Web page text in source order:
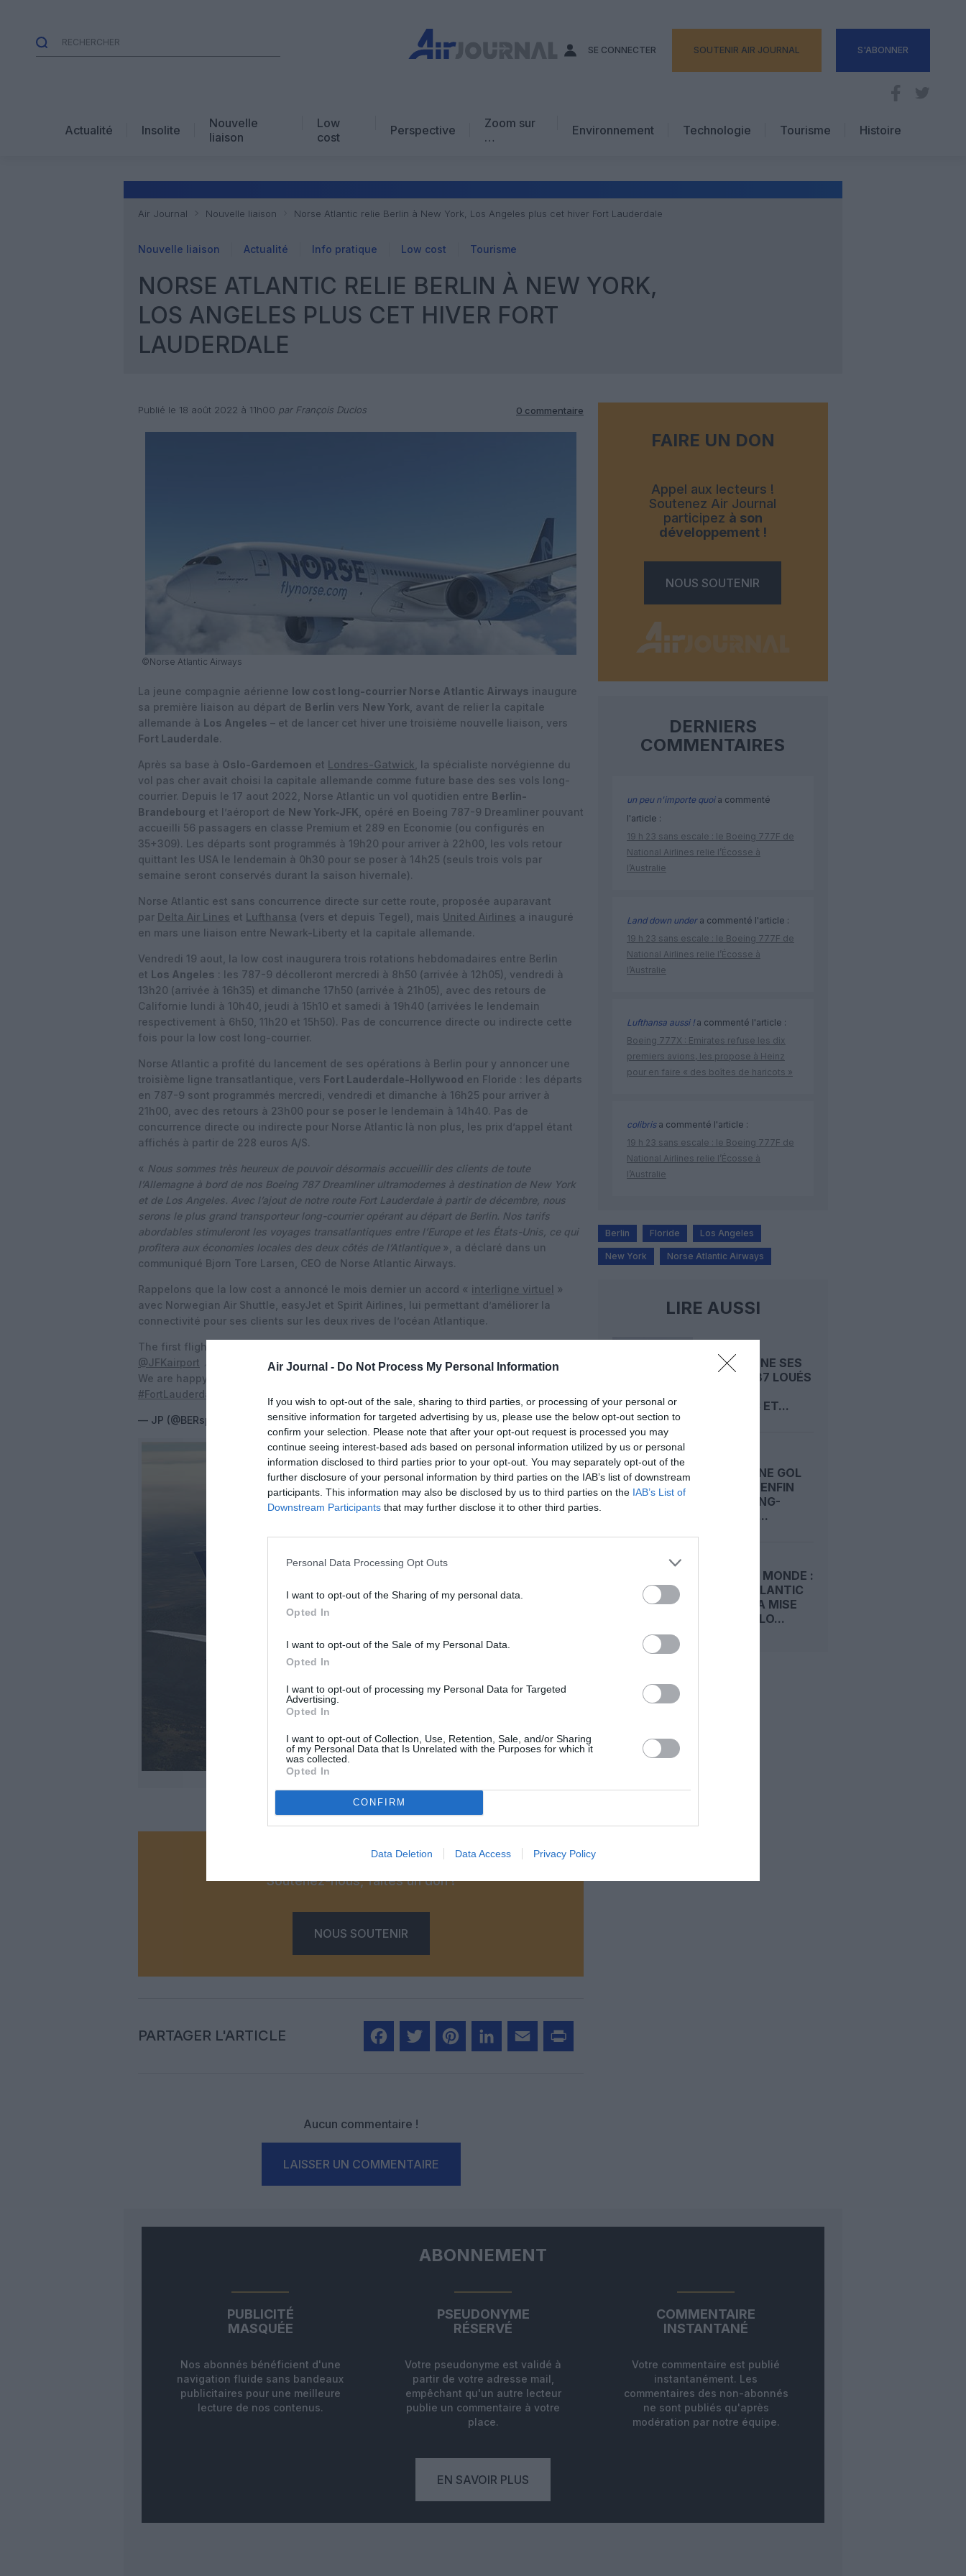
Air Journal - Do Not Process My Personal Information
If you wish to opt-out of the sale, sharing to third parties, or processing of your personal or
sensitive information for targeted advertising by us, please use the below opt-out section to
confirm your selection. Please note that after your opt-out request is processed you may
continue seeing interest-based ads based on personal information utilized by us or personal
information disclosed to third parties prior to your opt-out. You may separately opt-out of the
further disclosure of your personal information by third parties on the IAB’s list of downstream
participants. This information may also be disclosed by us to third parties on the IAB’s List of
Downstream Participants that may further disclose it to other third parties.
Personal Data Processing Opt Outs
I want to opt-out of the Sharing of my personal data.
Opted In
I want to opt-out of the Sale of my Personal Data.
Opted In
I want to opt-out of processing my Personal Data for Targeted
Advertising.
Opted In
I want to opt-out of Collection, Use, Retention, Sale, and/or Sharing
of my Personal Data that Is Unrelated with the Purposes for which it
was collected.
Opted In
CONFIRM
Data Deletion Data Access Privacy Policy
SE CONNECTER SOUTENIR AIR JOURNAL S'ABONNER
Actualité Insolite
Nouvelle
liaison
Low
cost
Perspective
Zoom sur
…
Avis d’expert
Environnement Technologie
Tourisme
Hôtellerie
Histoire
Air Journal Nouvelle liaison Norse Atlantic relie Berlin à New York, Los Angeles plus cet hiver Fort Lauderdale
Nouvelle liaison Actualité Info pratique Low cost Tourisme
NORSE ATLANTIC RELIE BERLIN À NEW YORK,
LOS ANGELES PLUS CET HIVER FORT
LAUDERDALE
Publié le 18 août 2022 à 11h00 par François Duclos 0 commentaire
©Norse Atlantic Airways
La jeune compagnie aérienne low cost long-courrier Norse Atlantic Airways inaugure
sa première liaison au départ de Berlin vers New York , avant de relier la capitale
allemande à Los Angeles – et de lancer cet hiver une troisième nouvelle liaison, vers
Fort Lauderdale.
Après sa base à Oslo-Gardemoen et Londres-Gatwick , la spécialiste norvégienne du
vol pas cher avait choisi la capitale allemande comme future base des ses vols long-
courrier. Depuis le 17 aout 2022, Norse Atlantic un vol quotidien entre Berlin-
Brandebourg et l’aéroport de New York-JFK , opéré en Boeing 787-9 Dreamliner pouvant
accueilli 56 passagers en classe Premium et 289 en Economie (ou configurés en
35+309). Les départs sont programmés à 19h20 pour arriver à 22h00, les vols retour
quittant les USA le lendemain à 0h30 pour se poser à 14h25 (seuls trois vols par
semaine seront conservés durant la saison hivernale).
Norse Atlantic est sans concurrence directe sur cette route, proposée auparavant
par Delta Air Lines et Lufthansa (vers et depuis Tegel), mais United Airlines a inauguré
en mars une liaison entre Newark-Liberty et la capitale allemande.
Vendredi 19 aout, la low cost inaugurera trois rotations hebdomadaires entre Berlin
et Los Angeles : les 787-9 décolleront mercredi à 8h50 (arrivée à 12h05), vendredi à
13h20 (arrivée à 16h35) et dimanche 17h50 (arrivée à 21h05), avec des retours de
Californie lundi à 10h40, jeudi à 15h10 et samedi à 19h40 (arrivées le lendemain
respectivement à 6h50, 11h20 et 15h50). Pas de concurrence directe ou indirecte cette
fois pour la low cost long-courrier.
Norse Atlantic a profité du lancement de ses opérations à Berlin pour y annoncer une
troisième ligne transatlantique, vers Fort Lauderdale-Hollywood en Floride : les départs
en 787-9 sont programmés mercredi, vendredi et dimanche à 16h25 pour arriver à
21h00, avec des retours à 23h00 pour se poser le lendemain à 14h40. Pas de
concurrence directe ou indirecte pour Norse Atlantic là non plus, les prix d’appel étant
affichés à partir de 228 euros A/S.
« Nous sommes très heureux de pouvoir désormais accueillir des clients de toute
l’Allemagne à bord de nos Boeing 787 Dreamliner ultramodernes à destination de New York
et de Los Angeles. Avec l’ajout de notre route Fort Lauderdale à partir de décembre, nous
serons le plus grand transporteur long-courrier opérant au départ de Berlin. Nos tarifs
abordables stimuleront les voyages transatlantiques entre l’Europe et les États-Unis, ce qui
profitera aux économies locales des deux côtés de l’Atlantique », a déclaré dans un
communiqué Bjorn Tore Larsen, CEO de Norse Atlantic Airways.
Rappelons que la low cost a annoncé le mois dernier un accord « interligne virtuel »
avec Norwegian Air Shuttle, easyJet et Spirit Airlines, lui permettant d’améliorer la
connectivité pour ses clients sur les deux rives de l’océan Atlantique.
The first flight from
@JFKairport
#NewYork
We are happy about the first inaugural and excited for
#FortLauderdale
— JP (@BERsprecher) August 17, 2022
©Norse Atlantic Airways
Vous avez apprécié l’article ?
Soutenez-nous, faites un don !
NOUS SOUTENIR
PARTAGER L'ARTICLE
Aucun commentaire !
LAISSER UN COMMENTAIRE
FAIRE UN DON
Appel aux lecteurs !
Soutenez Air Journal
participez à son
développement !
NOUS SOUTENIR
DERNIERS
COMMENTAIRES
un peu n'importe quoia commenté
l'article :
19 h 23 sans escale : le Boeing 777F de
National Airlines relie l’Écosse à
l’Australie
Land down undera commenté l'article :
19 h 23 sans escale : le Boeing 777F de
National Airlines relie l’Écosse à
l’Australie
Lufthansa aussi !a commenté l'article :
Boeing 777X : Emirates refuse les dix
premiers avions, les propose à Heinz
pour en faire « des boîtes de haricots »
colibrisa commenté l'article :
19 h 23 sans escale : le Boeing 777F de
National Airlines relie l’Écosse à
l’Australie
Berlin Floride Los Angeles
New York Norse Atlantic Airways
LIRE AUSSI
ABANDONNE SES
BOEING 787 LOUÉS
ATLANTIC ET...
BRÉSILIENNE GOL
SE LANCE ENFIN
SUR LE LONG-
COURRIER...
COUPE DU MONDE :
NORSE ATLANTIC
DOUBLE LA MISE
ENTRE OSLO...
ABONNEMENT
PUBLICITÉ
MASQUÉE
Nos abonnés bénéficient d'une
navigation fluide sans bandeaux
publicitaires pour une meilleure
lecture de nos contenus.
PSEUDONYME
RÉSERVÉ
Votre pseudonyme est validé à
partir de votre adresse mail,
empêchant qu'un autre lecteur
publie un commentaire à votre
place.
COMMENTAIRE
INSTANTANÉ
Votre commentaire est publié
instantanément. Les
commentaires des non-abonnés
ne sont publiés qu'après
modération par notre équipe.
EN SAVOIR PLUS